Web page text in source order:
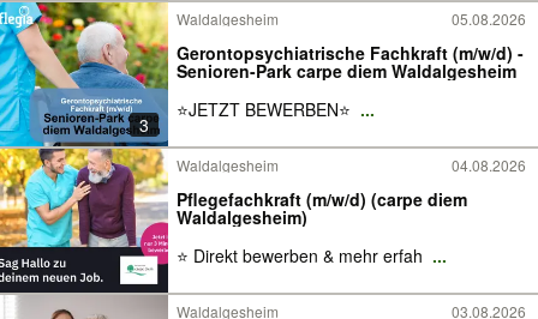
3
Waldalgesheim 05.08.2026
Gerontopsychiatrische Fachkraft (m/w/d) -
Senioren-Park carpe diem Waldalgesheim
⭐️JETZT BEWERBEN⭐️ ...
Waldalgesheim 04.08.2026
Pflegefachkraft (m/w/d) (carpe diem
Waldalgesheim)
⭐ Direkt bewerben & mehr erfah ...
Waldalgesheim 03.08.2026